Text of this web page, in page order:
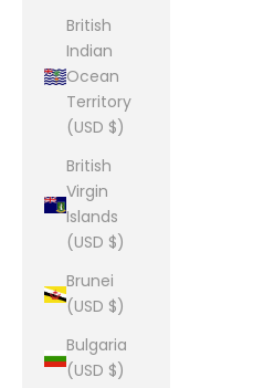
British
Indian
Ocean
Territory
(USD $)
British
Virgin
Islands
(USD $)
Brunei
(USD $)
Bulgaria
(USD $)